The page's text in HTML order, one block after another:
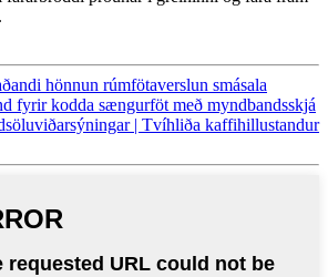
hönnun rúmfötaverslun smásala
fyrir kodda sængurföt með myndbandsskjá
| Tvíhliða kaffihillustandur